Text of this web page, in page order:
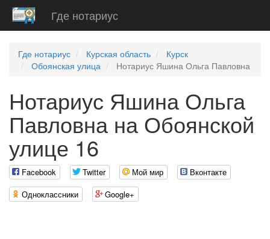
Где нотариус
Где нотариус Курская область
Курск
Обоянская улица
Нотариус Яшина Ольга Павловна
Нотариус Яшина Ольга
Павловна на Обоянской
улице 16
Facebook Twitter Мой мир
Вконтакте
Одноклассники
Google+